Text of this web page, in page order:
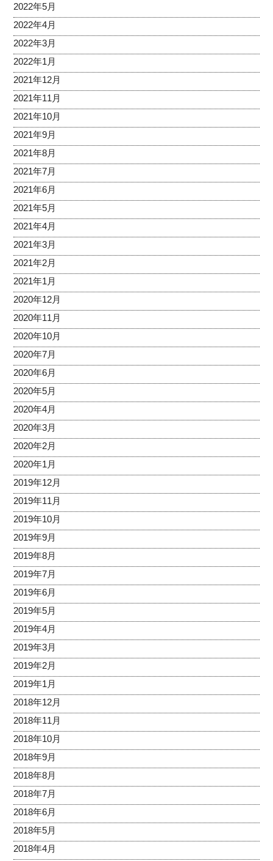
2022年5月
2022年4月
2022年3月
2022年1月
2021年12月
2021年11月
2021年10月
2021年9月
2021年8月
2021年7月
2021年6月
2021年5月
2021年4月
2021年3月
2021年2月
2021年1月
2020年12月
2020年11月
2020年10月
2020年7月
2020年6月
2020年5月
2020年4月
2020年3月
2020年2月
2020年1月
2019年12月
2019年11月
2019年10月
2019年9月
2019年8月
2019年7月
2019年6月
2019年5月
2019年4月
2019年3月
2019年2月
2019年1月
2018年12月
2018年11月
2018年10月
2018年9月
2018年8月
2018年7月
2018年6月
2018年5月
2018年4月